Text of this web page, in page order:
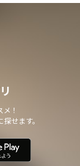
！
せます。